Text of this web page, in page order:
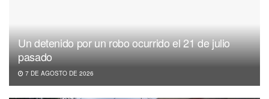
Un detenido por un robo ocurrido el 21 de julio
pasado
7 DE AGOSTO DE 2026